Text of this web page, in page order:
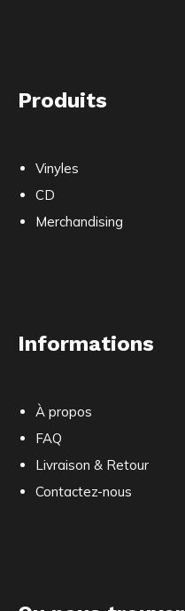
Produits
Vinyles
CD
Merchandising
Informations
À propos
FAQ
Livraison & Retour
Contactez-nous